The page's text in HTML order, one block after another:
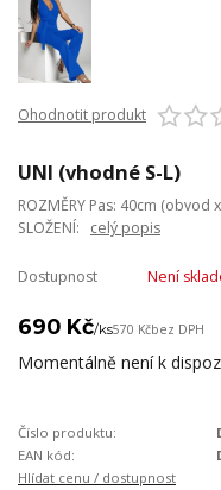
Ohodnotit produkt
UNI (vhodné S-L)
ROZMĚRY Pas: 40cm (obvod
SLOŽENÍ: celý popis
Dostupnost Není
690 Kč/ks570 Kčbez DPH
Momentálně není k
Číslo produktu:
EAN kód:
Hlídat cenu / dostupnost